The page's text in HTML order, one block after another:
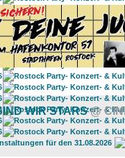
WIR STARS@